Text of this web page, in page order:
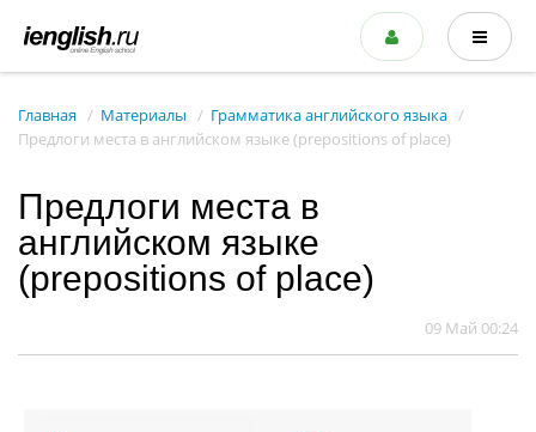
Главная Материалы
Грамматика английского языка
Предлоги места в английском языке (prepositions of place)
Предлоги места в
английском языке
(prepositions of place)
09 Май 00:24